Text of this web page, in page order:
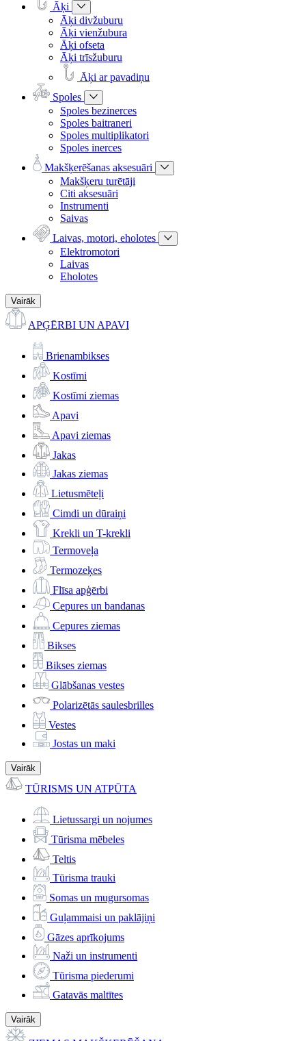
Āķi
Āķi divžuburu
Āķi vienžubura
Āķi ofseta
Āķi trīsžuburu
Āķi ar pavadiņu
Spoles
Spoles bezinerces
Spoles baitraneri
Spoles multiplikatori
Spoles inerces
Makšķerēšanas aksesuāri
Makšķeru turētāji
Citi aksesuāri
Instrumenti
Saivas
Laivas, motori, eholotes
Elektromotori
Laivas
Eholotes
Vairāk
APĢĒRBI UN APAVI
Brienambikses
Kostīmi
Kostīmi ziemas
Apavi
Apavi ziemas
Jakas
Jakas ziemas
Lietusmēteļi
Cimdi un dūraiņi
Krekli un T-krekli
Termoveļa
Termozeķes
Flīsa apģērbi
Cepures un bandanas
Cepures ziemas
Bikses
Bikses ziemas
Glābšanas vestes
Polarizētās saulesbrilles
Vestes
Jostas un maki
Vairāk
TŪRISMS UN ATPŪTA
Lietussargi un nojumes
Tūrisma mēbeles
Teltis
Tūrisma trauki
Somas un mugursomas
Guļammaisi un paklājiņi
Gāzes aprīkojums
Naži un instrumenti
Tūrisma piederumi
Gatavās maltītes
Vairāk